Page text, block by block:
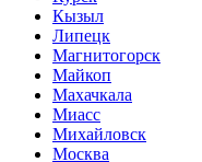
Кызыл
Липецк
Магнитогорск
Майкоп
Махачкала
Миасс
Михайловск
Москва